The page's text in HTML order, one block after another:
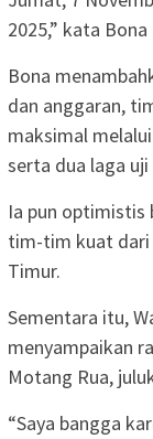
2025,” kata
Bona
dan anggaran,
maksimal
serta dua laga
Ia pun optimistis
tim-tim kuat dari
Timur.
Sementara itu,
menyampaikan
Motang Rua,
“Saya bangga